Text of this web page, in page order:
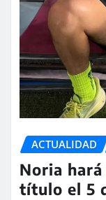
ACTUALIDAD
Noria
título el 5